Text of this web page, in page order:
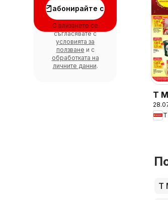
T
T
абонирайте се
С влизането се
съгласявате с
условията за
ползване и с
обработката на
личните данни.